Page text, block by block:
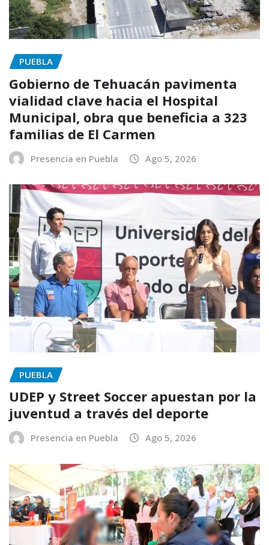
PUEBLA
Gobierno de Tehuacán pavimenta
vialidad clave hacia el Hospital
Municipal, obra que beneficia a 323
familias de El Carmen
Presencia en Puebla Ago 5, 2026
PUEBLA
UDEP y Street Soccer apuestan por la
juventud a través del deporte
Presencia en Puebla Ago 5, 2026